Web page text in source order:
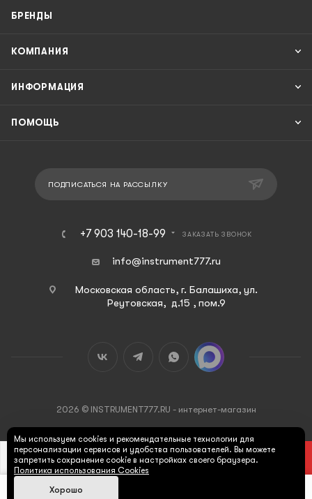
В КОРЗИНУ
БРЕНДЫ
КОМПАНИЯ
ИНФОРМАЦИЯ
ПОМОЩЬ
ПОДПИСАТЬСЯ НА РАССЫЛКУ
+7 903 140-18-99 ЗАКАЗАТЬ ЗВОНОК
info@instrument777.ru
Московская область, г. Балашиха, ул.
Реутовская, д.15 , пом.9
2026 © INSTRUMENT777.RU - интернет-магазин
Мы используем cookies и рекомендательные технологии для
персонализации сервисов и удобства пользователей. Вы можете
запретить сохранение cookie в настройках своего браузера.
Политика использования Cookies
Хорошо